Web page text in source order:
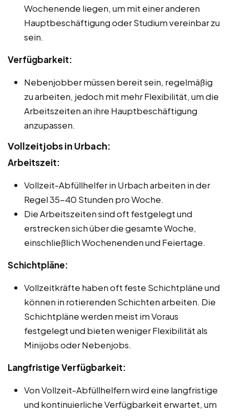
Wochenende liegen, um mit einer anderen
Hauptbeschäftigung oder Studium vereinbar zu
sein.
Verfügbarkeit:
Nebenjobber müssen bereit sein, regelmäßig
zu arbeiten, jedoch mit mehr Flexibilität, um die
Arbeitszeiten an ihre Hauptbeschäftigung
anzupassen.
Vollzeitjobs in Urbach:
Arbeitszeit:
Vollzeit-Abfüllhelfer in Urbach arbeiten in der
Regel 35-40 Stunden pro Woche.
Die Arbeitszeiten sind oft festgelegt und
erstrecken sich über die gesamte Woche,
einschließlich Wochenenden und Feiertage.
Schichtpläne:
Vollzeitkräfte haben oft feste Schichtpläne und
können in rotierenden Schichten arbeiten. Die
Schichtpläne werden meist im Voraus
festgelegt und bieten weniger Flexibilität als
Minijobs oder Nebenjobs.
Langfristige Verfügbarkeit:
Von Vollzeit-Abfüllhelfern wird eine langfristige
und kontinuierliche Verfügbarkeit erwartet, um